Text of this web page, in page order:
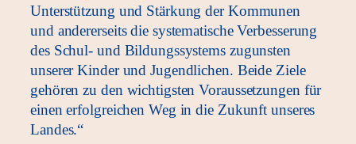
Unterstützung und Stärkung der Kommunen
und andererseits die systematische Verbesserung
des Schul- und Bildungssystems zugunsten
unserer Kinder und Jugendlichen. Beide Ziele
gehören zu den wichtigsten Voraussetzungen für
einen erfolgreichen Weg in die Zukunft unseres
Landes.“